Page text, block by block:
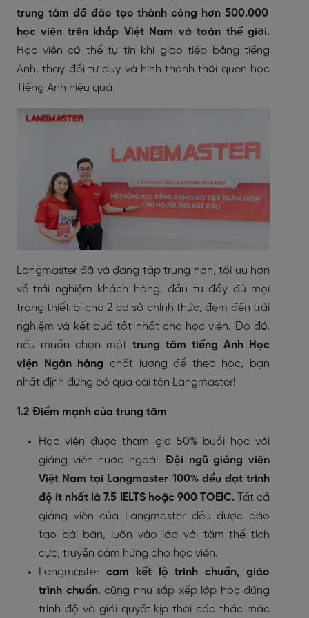
trung tâm đã đào tạo thành công hơn 500.000
học viên trên khắp Việt Nam và toàn thế giới.
Học viên có thể tự tin khi giao tiếp bằng tiếng
Anh, thay đổi tư duy và hình thành thói quen học
Tiếng Anh hiệu quả.
Langmaster đã và đang tập trung hơn, tối ưu hơn
về trải nghiệm khách hàng, đầu tư đầy đủ mọi
trang thiết bị cho 2 cơ sở chính thức, đem đến trải
nghiệm và kết quả tốt nhất cho học viên. Do đó,
nếu muốn chọn một trung tâm tiếng Anh Học
viện Ngân hàng chất lượng để theo học, bạn
nhất định đừng bỏ qua cái tên Langmaster!
1.2 Điểm mạnh của trung tâm
Học viên được tham gia 50% buổi học với
giảng viên nước ngoài.Đội ngũ giảng viên
Việt Nam tại Langmaster 100% đều đạt trình
độ ít nhất là 7.5 IELTS hoặc 900 TOEIC. Tất cả
giảng viên của Langmaster đều được đào
tạo bài bản, luôn vào lớp với tâm thế tích
cực, truyền cảm hứng cho học viên.
Langmaster cam kết lộ trình chuẩn, giáo
trình chuẩn, cũng như sắp xếp lớp học đúng
trình độ và giải quyết kịp thời các thắc mắc